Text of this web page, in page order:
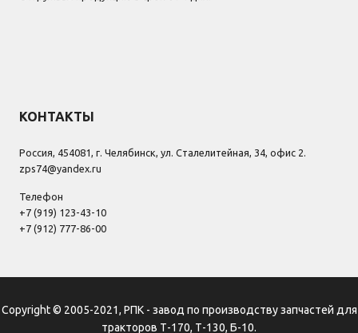
КОНТАКТЫ
Россия, 454081, г. Челябинск, ул. Сталелитейная, 34, офис 2.
zps74@yandex.ru
Телефон
+7 (919) 123-43-10
+7 (912) 777-86-00
Copyright © 2005-2021, РПК - завод по производству запчастей для
тракторов Т-170, Т-130, Б-10.